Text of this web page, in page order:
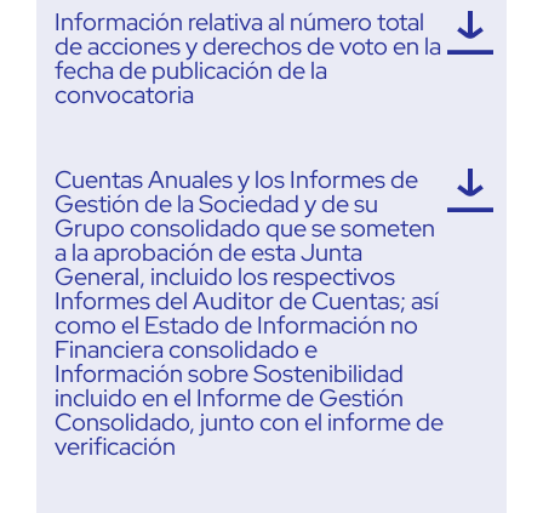
Información relativa al número total
de acciones y derechos de voto en la
fecha de publicación de la
convocatoria
Cuentas Anuales y los Informes de
Gestión de la Sociedad y de su
Grupo consolidado que se someten
a la aprobación de esta Junta
General, incluido los respectivos
Informes del Auditor de Cuentas; así
como el Estado de Información no
Financiera consolidado e
Información sobre Sostenibilidad
incluido en el Informe de Gestión
Consolidado, junto con el informe de
verificación